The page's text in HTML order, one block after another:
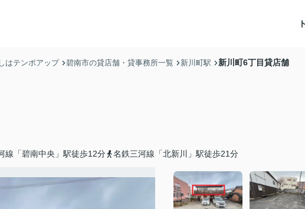
はテンポアップ 碧南市の貸店舗・貸事務所一覧 新川町駅 新川町6丁目貸店舗
線「碧南中央」駅徒歩12分 名鉄三河線「北新川」駅徒歩21分